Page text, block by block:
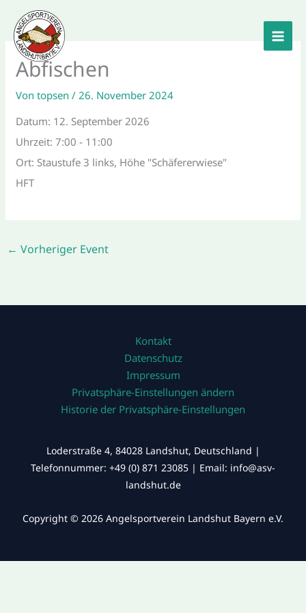
Inhalt
springen
Abfischen
Vontopsen/ 26. November 2024
Datum: 12. September 2026
Uhrzeit:7:00 - 11:00
Ort: Staustufe 3 links, Höhe "Schäfererwiese"
HFT
← Vorheriger Event
Kontakt
Datenschutz
Impressum
Privatsphäre-Einstellungen ändern
Historie der Privatsphäre-Einstellungen
Loderstraße 4, 84028 Landshut, Deutschland |
Telefonnummer: +49 (0) 871 23085 | Email: info@asv-
landshut.de
Copyright © 2026 Angelsportverein Landshut Bayern e.V.